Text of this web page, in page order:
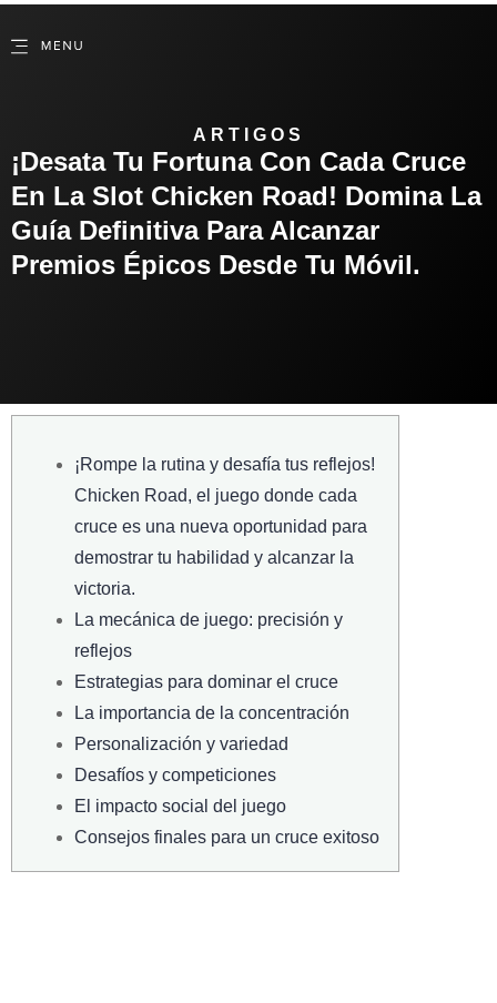
ARTIGOS
¡Desata Tu Fortuna Con Cada Cruce
En La Slot Chicken Road! Domina La
Guía Definitiva Para Alcanzar
Premios Épicos Desde Tu Móvil.
¡Rompe la rutina y desafía tus reflejos!
Chicken Road, el juego donde cada
cruce es una nueva oportunidad para
demostrar tu habilidad y alcanzar la
victoria.
La mecánica de juego: precisión y
reflejos
Estrategias para dominar el cruce
La importancia de la concentración
Personalización y variedad
Desafíos y competiciones
El impacto social del juego
Consejos finales para un cruce exitoso